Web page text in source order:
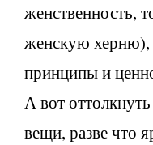
женственность,
женскую херню),
принципы и
А вот
вещи, разве что